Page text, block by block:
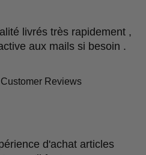
livrés très rapidement ,
aux mails si besoin .
Reviews
d'achat articles